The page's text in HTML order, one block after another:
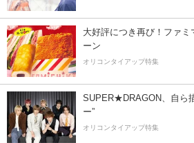
大好評につき再び！ファ
ーン
オリコンタイアップ特集
SUPER★DRAGON、自ら
ー”
オリコンタイアップ特集